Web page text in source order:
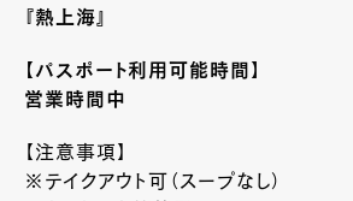
『熱上海』
【パスポート利用可能時間】
営業時間中
【注意事項】
※テイクアウト可（スープなし）